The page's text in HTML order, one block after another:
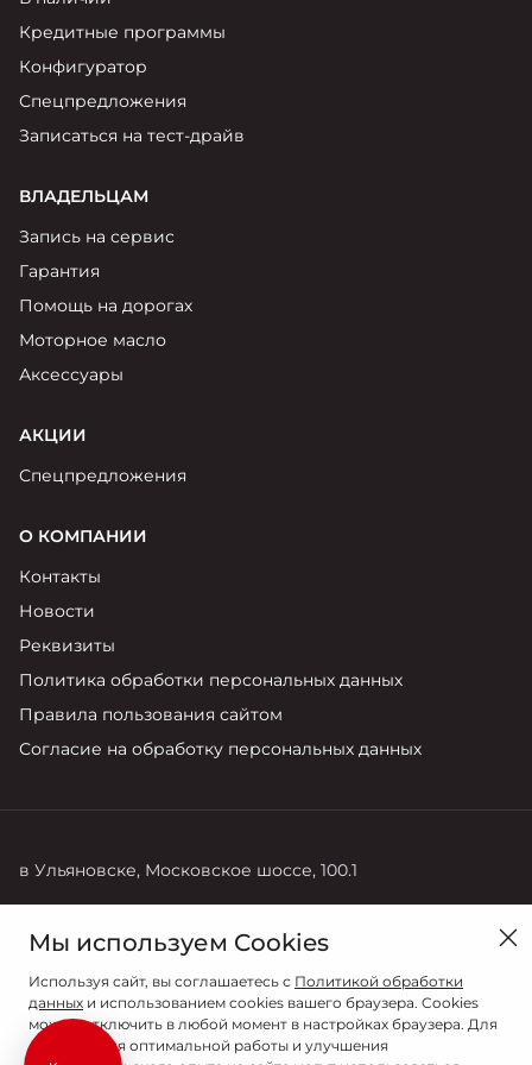
Яркий динамичный седан
Кредитные программы
Калькулятор трейд-ин
Страховые программы
Моторное масло
СЕРВИСНЫЕ АКЦИИ
КОНТАКТЫ
Кредитные программы
Конфигуратор
Спецпредложения
Записаться на тест-драйв
ВЛАДЕЛЬЦАМ
Запись на сервис
Гарантия
Помощь на дорогах
Моторное масло
Аксессуары
АКЦИИ
Спецпредложения
О КОМПАНИИ
Контакты
Новости
Реквизиты
Политика обработки персональных данных
Правила пользования сайтом
Согласие на обработку персональных данных
в Ульяновске, Московское шоссе, 100.1
8 (8422) 27-83-83
Мы используем Cookies
Используя сайт, вы соглашаетесь с Политикой обработки
данных и использованием cookies вашего браузера. Cookies
можно отключить в любой момент в настройках браузера. Для
обеспечения оптимальной работы и улучшения